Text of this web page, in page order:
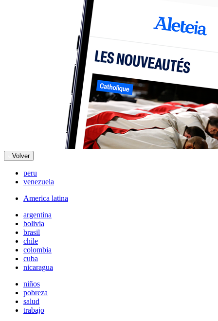
Volver
peru
venezuela
America latina
argentina
bolivia
brasil
chile
colombia
cuba
nicaragua
niños
pobreza
salud
trabajo